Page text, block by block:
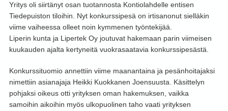
Yritys oli siirtänyt osan tuotannosta Kontiolahdelle entisen
Tiedepuiston tiloihin. Nyt konkurssipesä on irtisanonut sielläkin
viime vaiheessa olleet noin kymmenen työntekijää.
Liperin kunta ja Lipertek Oy joutuvat hakemaan parin viimeisen
kuukauden ajalta kertyneitä vuokrasaatavia konkurssipesästä.
Konkurssituomio annettiin viime maanantaina ja pesänhoitajaksi
nimettiin asianajaja Heikki Kuokkanen Joensuusta. Käsittelyn
pohjaksi oikeus otti yrityksen oman hakemuksen, vaikka
samoihin aikoihin myös ulkopuolinen taho vaati yrityksen